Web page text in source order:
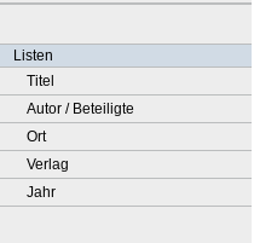
Listen
Titel
Autor / Beteiligte
Ort
Verlag
Jahr